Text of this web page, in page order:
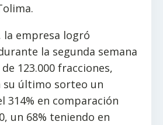
la empresa logró
la segunda semana
123.000 fracciones,
su último sorteo un
314% en comparación
un 68% teniendo en